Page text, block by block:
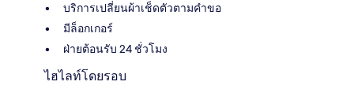
บริการเปลี่ยนผ้าเช็ดตัวตามคำขอ
มีล็อกเกอร์
ฝ่ายต้อนรับ 24 ชั่วโมง
ไฮไลท์โดยรอบ